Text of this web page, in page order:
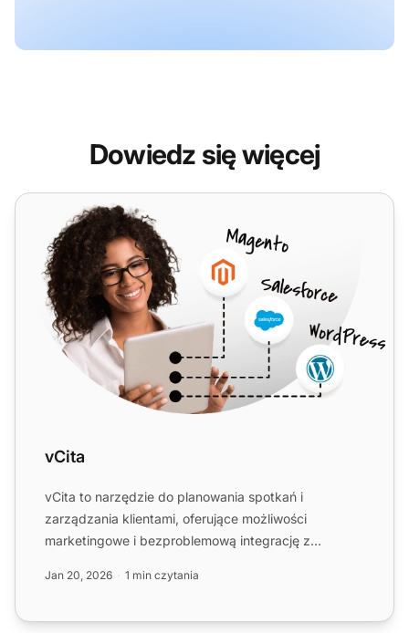
Dowiedz się więcej
vCita
vCita
vCita to narzędzie do planowania spotkań i
zarządzania klientami, oferujące możliwości
marketingowe i bezproblemową integrację z
Jan 20, 2026 1 min czytania